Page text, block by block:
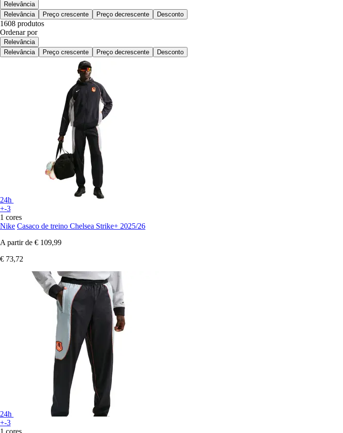
Relevância
Relevância
Preço crescente Preço decrescente Desconto
1608 produtos
Ordenar por
Relevância
Relevância
Preço crescente Preço decrescente Desconto
24h
+-3
1 cores
Nike Casaco de treino Chelsea Strike+ 2025/26
A partir de € 109,99
€ 73,72
24h
+-3